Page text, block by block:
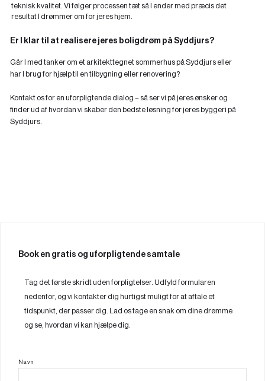
teknisk kvalitet. Vi følger processen tæt så I ender med præcis det
resultat I drømmer om for jeres hjem.
Er I klar til at realisere jeres boligdrøm på Syddjurs?
Går I med tanker om et arkitekttegnet sommerhus på Syddjurs eller
har I brug for hjælp til en tilbygning eller renovering?
Kontakt os for en uforpligtende dialog – så ser vi på jeres ønsker og
finder ud af hvordan vi skaber den bedste løsning for jeres byggeri på
Syddjurs.
Book en gratis og uforpligtende samtale
Tag det første skridt uden forpligtelser. Udfyld formularen
nedenfor, og vi kontakter dig hurtigst muligt for at aftale et
tidspunkt, der passer dig. Lad os tage en snak om dine drømme
og se, hvordan vi kan hjælpe dig.
Navn